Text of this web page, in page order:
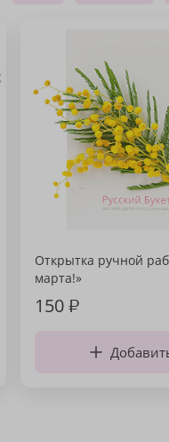
Открытка ручной
марта!»
150₽